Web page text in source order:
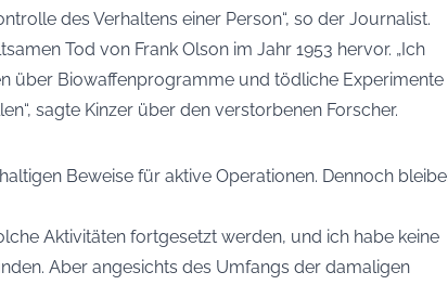
des Verhaltens einer Person“, so der Journalist.
Tod von Frank Olson im Jahr 1953 hervor. „Ich
über Biowaffenprogramme und tödliche Experimente
sagte Kinzer über den verstorbenen Forscher.
Beweise für aktive Operationen. Dennoch
Aktivitäten fortgesetzt werden, und ich habe keine
Aber angesichts des Umfangs der damaligen